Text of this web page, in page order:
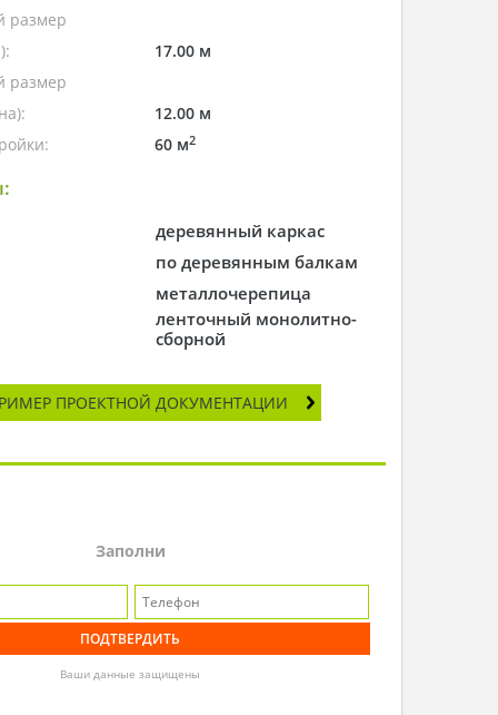
размер
17.00 м
размер
12.00 м
60 м2
деревянный каркас
по деревянным балкам
металлочерепица
ленточный монолитно-
сборной
ПРОЕКТНОЙ ДОКУМЕНТАЦИИ
Заполни
Ваши данные защищены